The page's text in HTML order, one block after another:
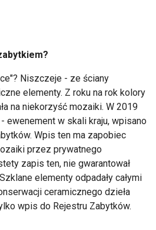
Niszczeje - ze ściany
elementy. Z roku na rok kolory
na niekorzyść mozaiki. W 2019
ewenement w skali kraju, wpisano
Wpis ten ma zapobiec
przez prywatnego
zapis ten, nie gwarantował
elementy odpadały całymi
ceramicznego dzieła
wpis do Rejestru Zabytków.